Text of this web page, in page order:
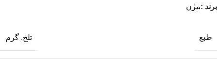
برند :بیژن
طبع تلخ, گرم